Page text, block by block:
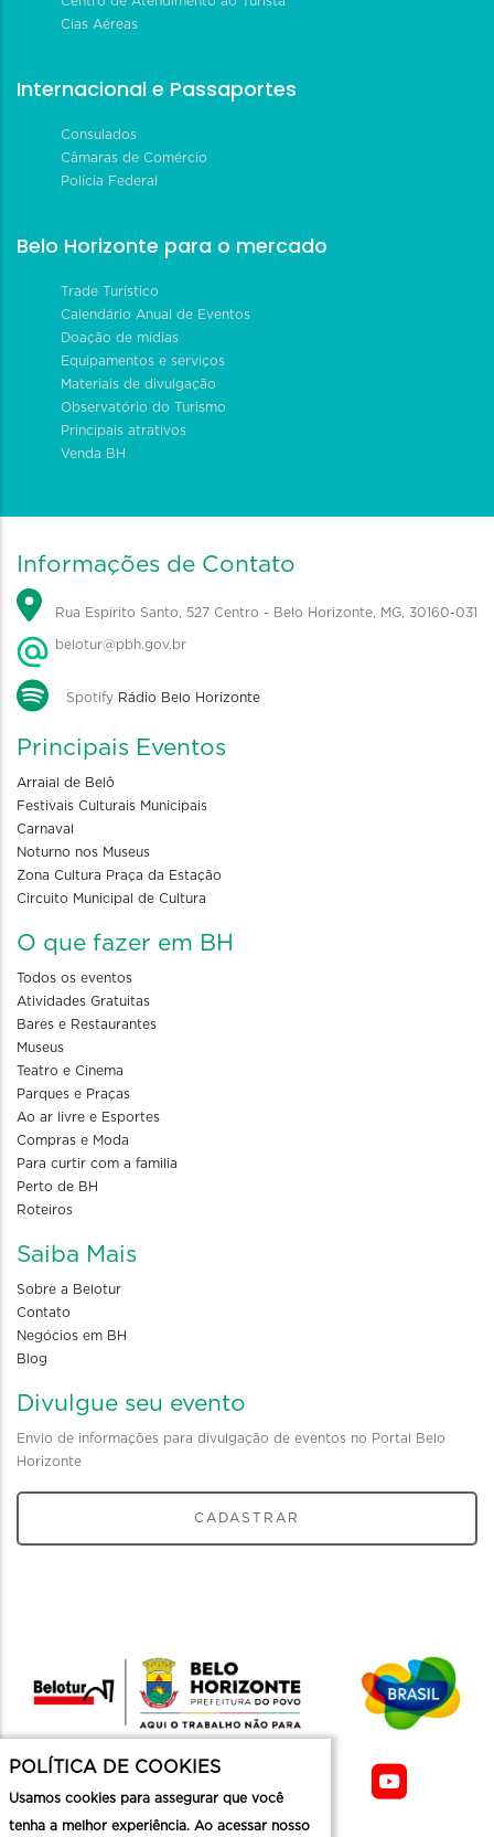
Cias Aéreas
Internacional e Passaportes
Consulados
Câmaras de Comércio
Polícia Federal
Belo Horizonte para o mercado
Trade Turístico
Calendário Anual de Eventos
Doação de mídias
Equipamentos e serviços
Materiais de divulgação
Observatório do Turismo
Principais atrativos
Venda BH
Informações de Contato
Rua Espírito Santo, 527 Centro - Belo Horizonte, MG, 30160-031
belotur@pbh.gov.br
Spotify Rádio Belo Horizonte
Principais Eventos
Arraial de Belô
Festivais Culturais Municipais
Carnaval
Noturno nos Museus
Zona Cultura Praça da Estação
Circuito Municipal de Cultura
O que fazer em BH
Todos os eventos
Atividades Gratuitas
Bares e Restaurantes
Museus
Teatro e Cinema
Parques e Praças
Ao ar livre e Esportes
Compras e Moda
Para curtir com a familia
Perto de BH
Roteiros
Saiba Mais
Sobre a Belotur
Contato
Negócios em BH
Blog
Divulgue seu evento
Envio de informações para divulgação de eventos no Portal Belo
Horizonte
CADASTRAR
POLÍTICA DE COOKIES
Usamos cookies para assegurar que você
tenha a melhor experiência. Ao acessar nosso